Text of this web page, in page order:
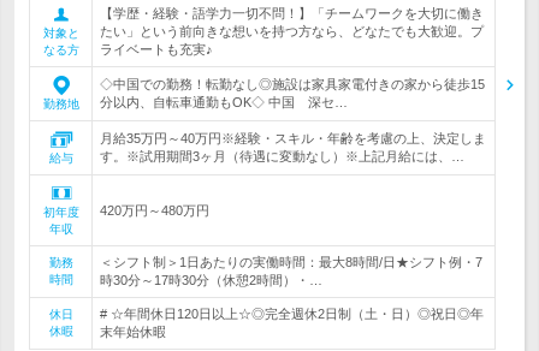
対象と
なる方
【学歴・経験・語学力一切不問！】「チームワークを大切に働き
たい」という前向きな想いを持つ方なら、どなたでも大歓迎。プ
ライベートも充実♪
勤務地
◇中国での勤務！転勤なし◎施設は家具家電付きの家から徒歩15
分以内、自転車通勤もOK◇ 中国 深セ…
給与
月給35万円～40万円※経験・スキル・年齢を考慮の上、決定しま
す。※試用期間3ヶ月（待遇に変動なし）※上記月給には、…
初年度
年収
420万円～480万円
勤務
時間
＜シフト制＞1日あたりの実働時間：最大8時間/日★シフト例・7
時30分～17時30分（休憩2時間）・…
休日
休暇
# ☆年間休日120日以上☆◎完全週休2日制（土・日）◎祝日◎年
末年始休暇